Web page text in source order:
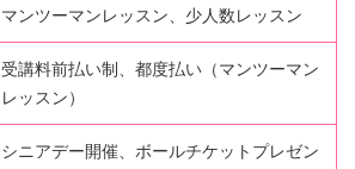
マンツーマンレッスン、少人数レッスン
受講料前払い制、都度払い（マンツーマン
レッスン）
シニアデー開催、ボールチケットプレゼン